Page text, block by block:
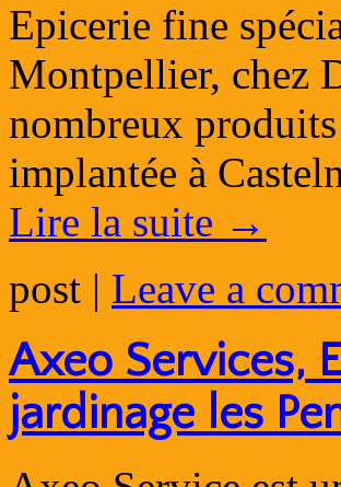
Epicerie fine
Montpellier, chez
nombreux
implantée à
Lire la suite →
post | Leave a
Axeo Services,
jardinage les